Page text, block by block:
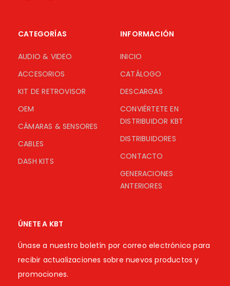
CATEGORÍAS
AUDIO & VIDEO
ACCESORIOS
KIT DE RETROVISOR
OEM
CÁMARAS & SENSORES
CABLES
DASH KITS
INFORMACIÓN
INICIO
CATÁLOGO
DESCARGAS
CONVIÉRTETE EN
DISTRIBUIDOR KBT
DISTRIBUIDORES
CONTACTO
GENERACIONES
ANTERIORES
ÚNETE A KBT
Únase a nuestro boletín por correo electrónico para
recibir actualizaciones sobre nuevos productos y
promociones.